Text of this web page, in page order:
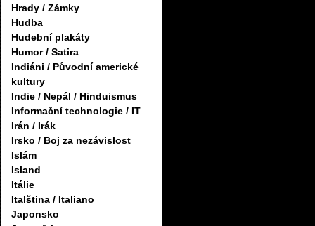
Hrady / Zámky
Hudba
Hudební plakáty
Humor / Satira
Indiáni / Původní americké
kultury
Indie / Nepál / Hinduismus
Informační technologie / IT
Irán / Irák
Irsko / Boj za nezávislost
Islám
Island
Itálie
Italština / Italiano
Japonsko